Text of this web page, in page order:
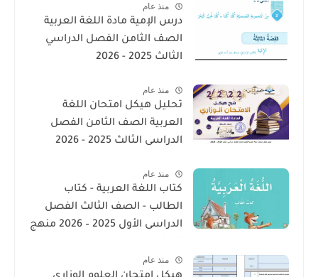
منذ عام
درس الإمية مادة اللغة العربية
الصف الثامن الفصل الدراسي
الثالث 2025 - 2026
منذ عام
تحليل هيكل امتحان اللغة
العربية الصف الثامن الفصل
الدراسى الثالث 2025 - 2026
منذ عام
كتاب اللغة العربية - كتاب
الطالب - الصف الثالث الفصل
الدراسى الأول 2025 – 2026 منهج
منذ عام